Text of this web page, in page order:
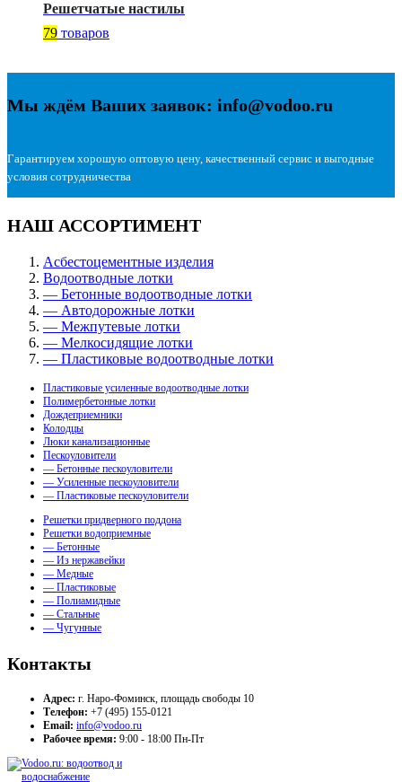
Решетчатые настилы
79 товаров
Мы ждём Ваших заявок: info@vodoo.ru
Гарантируем хорошую оптовую цену, качественный сервис и выгодные
условия сотрудничества
НАШ АССОРТИМЕНТ
Асбестоцементные изделия
Водоотводные лотки
— Бетонные водоотводные лотки
— Автодорожные лотки
— Межпутевые лотки
— Мелкосидящие лотки
— Пластиковые водоотводные лотки
Пластиковые усиленные водоотводные лотки
Полимербетонные лотки
Дождеприемники
Колодцы
Люки канализационные
Пескоуловители
— Бетонные пескоуловители
— Усиленные пескоуловители
— Пластиковые пескоуловители
Решетки придверного поддона
Решетки водоприемные
— Бетонные
— Из нержавейки
— Медные
— Пластиковые
— Полиамидные
— Стальные
— Чугунные
Контакты
Адрес: г. Наро-Фоминск, площадь свободы 10
Телефон: +7 (495) 155-0121
Email: info@vodoo.ru
Рабочее время: 9:00 - 18:00 Пн-Пт